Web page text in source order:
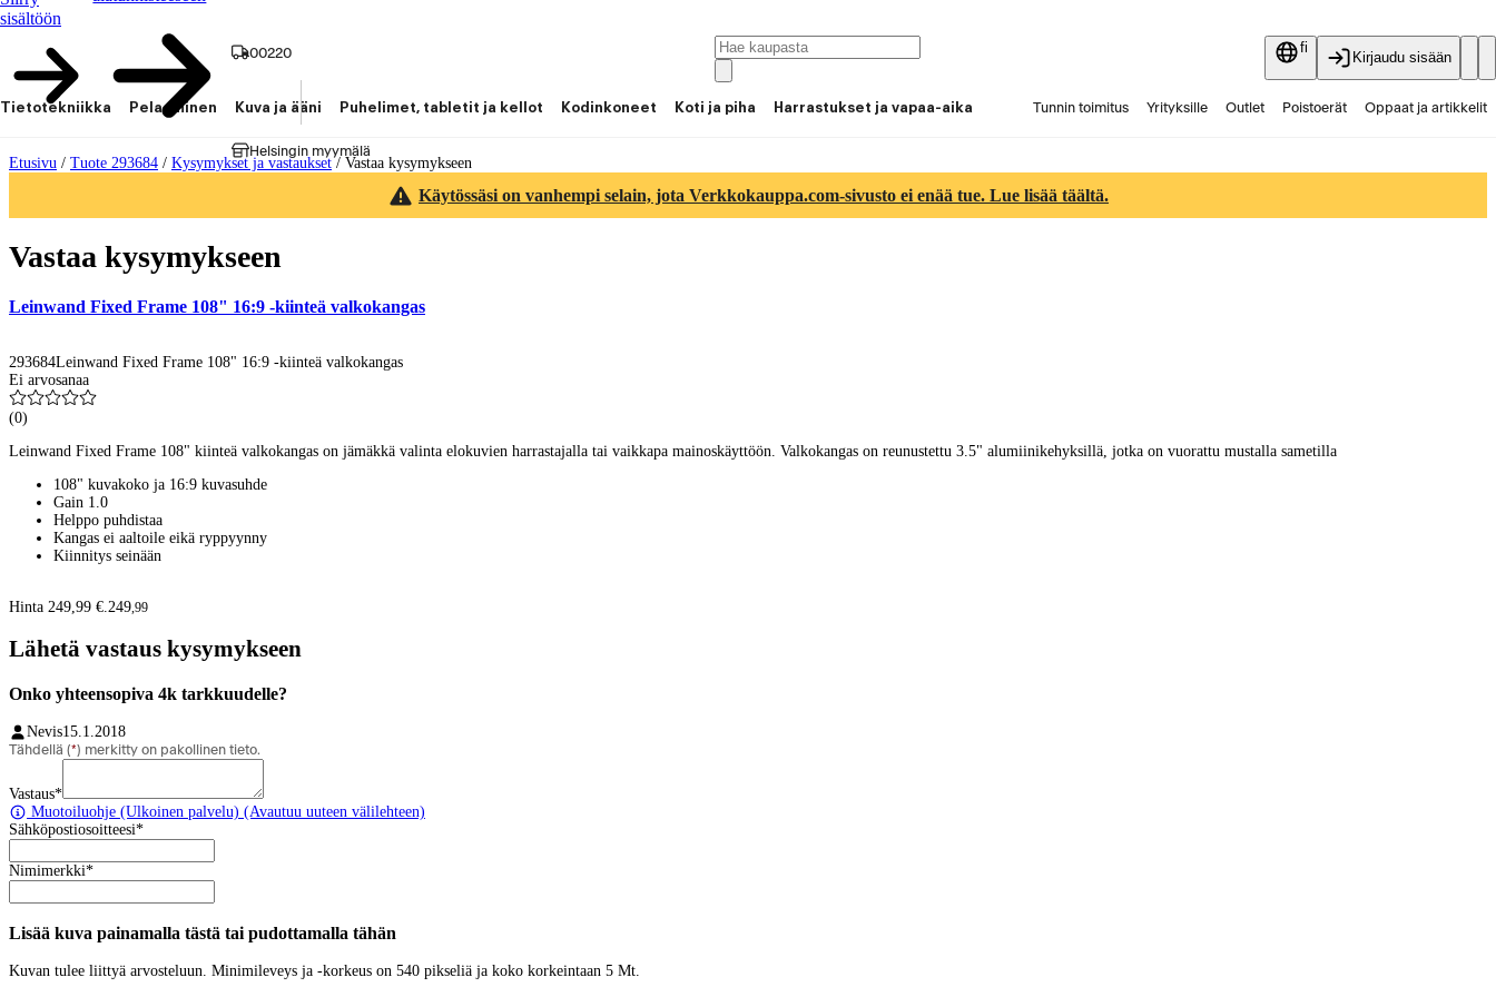
sisältöön
00220
Helsingin myymälä
fi
Kirjaudu sisään
Tietotekniikka Pelaaminen Kuva ja ääni Puhelimet, tabletit ja kellot Kodinkoneet Koti ja piha Harrastukset ja vapaa-aika Tunnin toimitus Yrityksille Outlet Poistoerät Oppaat ja artikkelit
Etusivu / Tuote 293684 / Kysymykset ja vastaukset/ Vastaa kysymykseen
Käytössäsi on vanhempi selain, jota Verkkokauppa.com-sivusto ei enää tue. Lue lisää täältä.
Vastaa kysymykseen
Leinwand Fixed Frame 108" 16:9 -kiinteä valkokangas
293684Leinwand Fixed Frame 108" 16:9 -kiinteä valkokangas
Ei arvosanaa
(0)
Leinwand Fixed Frame 108" kiinteä valkokangas on jämäkkä valinta elokuvien harrastajalla tai vaikkapa mainoskäyttöön. Valkokangas on reunustettu 3.5" alumiinikehyksillä, jotka on vuorattu mustalla sametilla
108" kuvakoko ja 16:9 kuvasuhde
Gain 1.0
Helppo puhdistaa
Kangas ei aaltoile eikä ryppyynny
Kiinnitys seinään
Hinta 249,99 €.249,99
Lähetä vastaus kysymykseen
Onko yhteensopiva 4k tarkkuudelle?
Nevis15.1.2018
Tähdellä (*) merkitty on pakollinen tieto.
Vastaus*
Muotoiluohje (Ulkoinen palvelu) (Avautuu uuteen välilehteen)
Sähköpostiosoitteesi*
Nimimerkki*
Lisää kuva painamalla tästä tai pudottamalla tähän
Kuvan tulee liittyä arvosteluun. Minimileveys ja -korkeus on 540 pikseliä ja koko korkeintaan 5 Mt.